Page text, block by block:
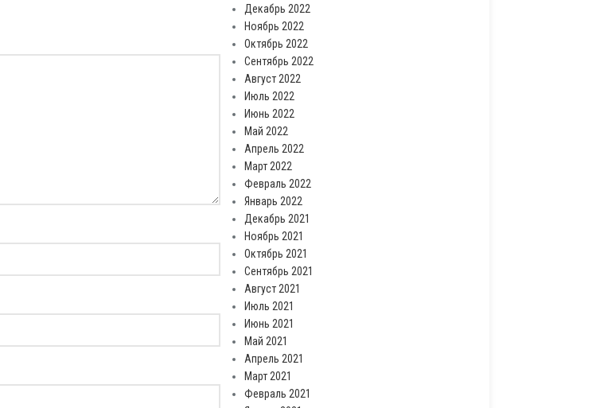
Декабрь 2022
Ноябрь 2022
Октябрь 2022
Сентябрь 2022
Август 2022
Июль 2022
Июнь 2022
Май 2022
Апрель 2022
Март 2022
Февраль 2022
Январь 2022
Декабрь 2021
Ноябрь 2021
Октябрь 2021
Сентябрь 2021
Август 2021
Июль 2021
Июнь 2021
Май 2021
Апрель 2021
Март 2021
Февраль 2021